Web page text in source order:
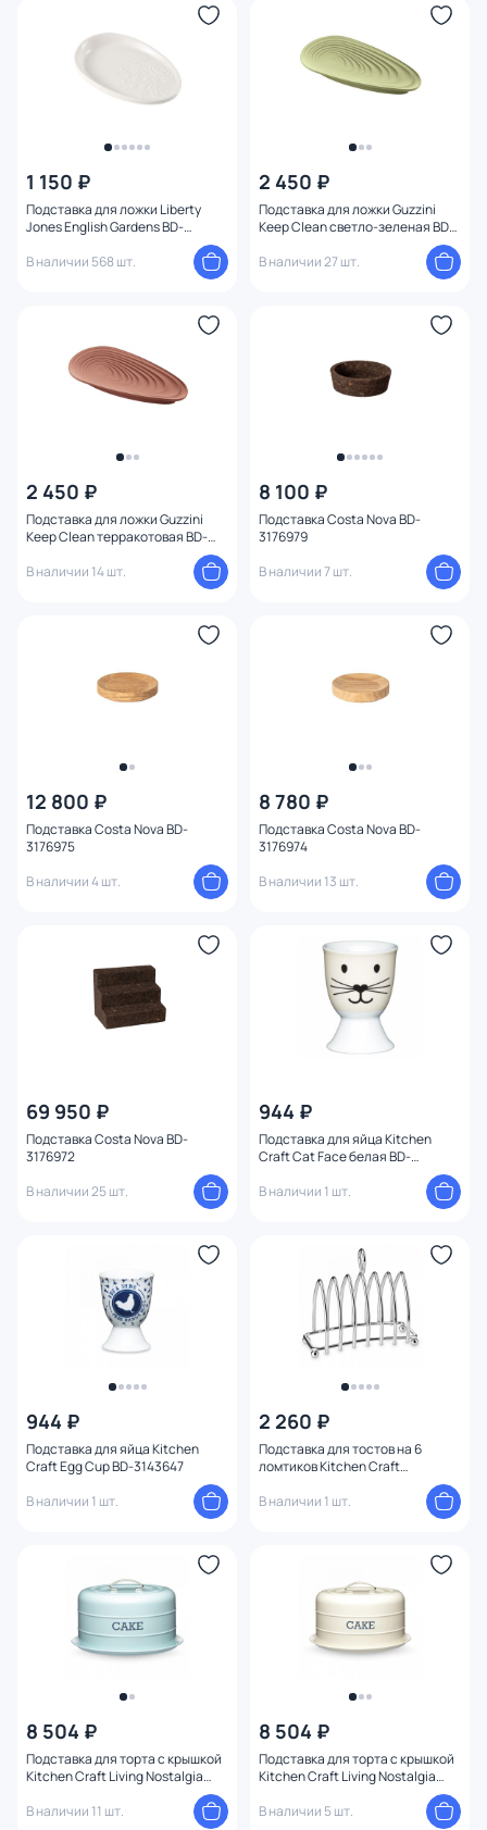
1 150 ₽
Подставка для ложки Liberty
Jones English Gardens BD-
В наличии 568 шт.
2 450 ₽
Подставка для ложки Guzzini
Keep Clean светло-зеленая BD-
В наличии 27 шт.
2 450 ₽
Подставка для ложки Guzzini
Keep Clean терракотовая BD-
В наличии 14 шт.
8 100 ₽
Подставка Costa Nova BD-
3176979
В наличии 7 шт.
12 800 ₽
Подставка Costa Nova BD-
3176975
В наличии 4 шт.
8 780 ₽
Подставка Costa Nova BD-
3176974
В наличии 13 шт.
69 950 ₽
Подставка Costa Nova BD-
3176972
В наличии 25 шт.
944 ₽
Подставка для яйца Kitchen
Craft Cat Face белая BD-
В наличии 1 шт.
944 ₽
Подставка для яйца Kitchen
Craft Egg Cup BD-3143647
В наличии 1 шт.
2 260 ₽
Подставка для тостов на 6
ломтиков Kitchen Craft
Professional стального цвета
BD-3143629
В наличии 1 шт.
8 504 ₽
Подставка для торта с крышкой
Kitchen Craft Living Nostalgia
В наличии 11 шт.
8 504 ₽
Подставка для торта с крышкой
Kitchen Craft Living Nostalgia
В наличии 5 шт.